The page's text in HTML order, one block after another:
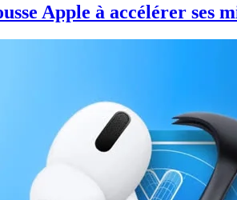
Apple à accélérer ses